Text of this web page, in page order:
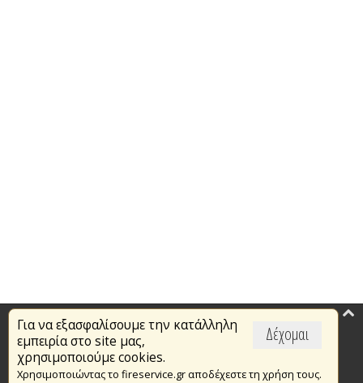
Δέχομαι
Για να εξασφαλίσουμε την κατάλληλη
εμπειρία στο site μας,
χρησιμοποιούμε cookies.
Χρησιμοποιώντας το fireservice.gr αποδέχεστε τη χρήση τους.
Επικαιρότητα
Το Πυροσβεστικό Σώμα